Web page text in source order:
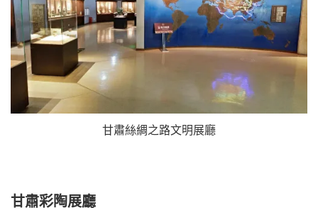
甘肅絲綢之路文明展廳
甘肅彩陶展廳